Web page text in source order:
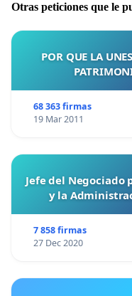
Otras peticiones que le
POR QUE LA
68 363 firmas
19 Mar 2011
Jefe del Negociado
y la
7 858 firmas
27 Dec 2020